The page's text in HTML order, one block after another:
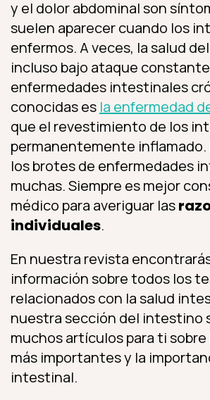
y el dolor abdominal son
suelen aparecer cuando los
enfermos. A veces, la salud
incluso bajo ataque
enfermedades intestinales
conocidas es la enfermedad
que el revestimiento de los
permanentemente inflamado.
los brotes de enfermedades
muchas. Siempre es mejor
médico para averiguar las
individuales.
En nuestra revista
información sobre todos los
relacionados con la salud
nuestra sección del intestino
muchos artículos para ti
más importantes y la
intestinal.